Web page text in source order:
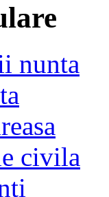
nunta
civila